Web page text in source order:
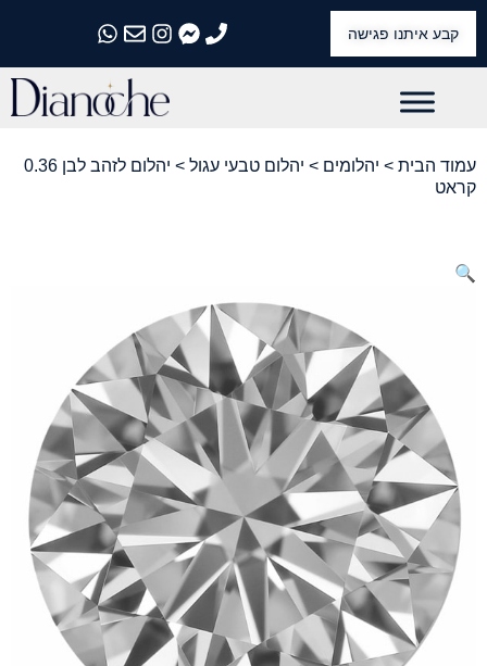
קבע איתנו פגישה
התקשרו אלינו
התקשרו אלינו
התקשרו אלינו
התקשרו אלינו
התקשרו אלינו
עמוד הבית > יהלומים > יהלום טבעי עגול
> יהלום לזהב לבן 0.36
קראט
🔍